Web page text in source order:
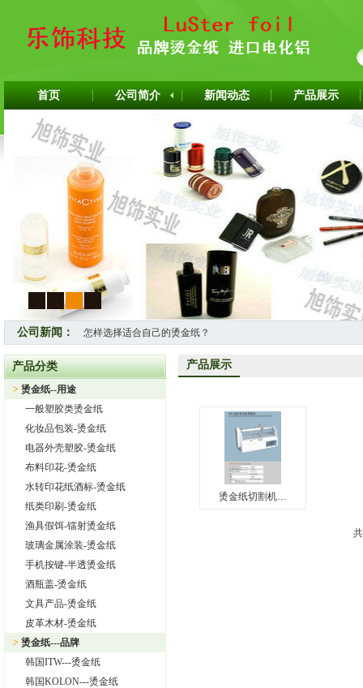
首页 公司简介 新闻动态 产品展示
4
公司新闻：
怎样选择适合自己的烫金纸？
热烈祝贺上海旭饰实业有限公司成为韩国ITW烫金纸华东区代理商
上海旭饰实业有限公司—日本东洋烫金纸TORAY烫金纸华东区总
热烈祝贺上海旭饰实业有限公司成为德国库尔兹烫金纸一级代理
热烈祝贺旭饰实业成为日本OIKE烫金纸尾池烫金纸华东区总代理
上海旭饰实业有限公司——进口烫金纸专业供应商
怎样选择进口烫金纸
上海旭饰实业有限公司 专业供应汽车中网烫金纸，汽车格栅烫金
产品分类
> 烫金纸--用途
一般塑胶类烫金纸
化妆品包装-烫金纸
电器外壳塑胶-烫金纸
布料印花-烫金纸
水转印花纸酒标-烫金纸
纸类印刷-烫金纸
渔具假饵-镭射烫金纸
玻璃金属涂装-烫金纸
手机按键-半透烫金纸
酒瓶盖-烫金纸
文具产品-烫金纸
皮革木材-烫金纸
> 烫金纸---品牌
韩国ITW---烫金纸
韩国KOLON---烫金纸
产品展示
烫金纸切割机…